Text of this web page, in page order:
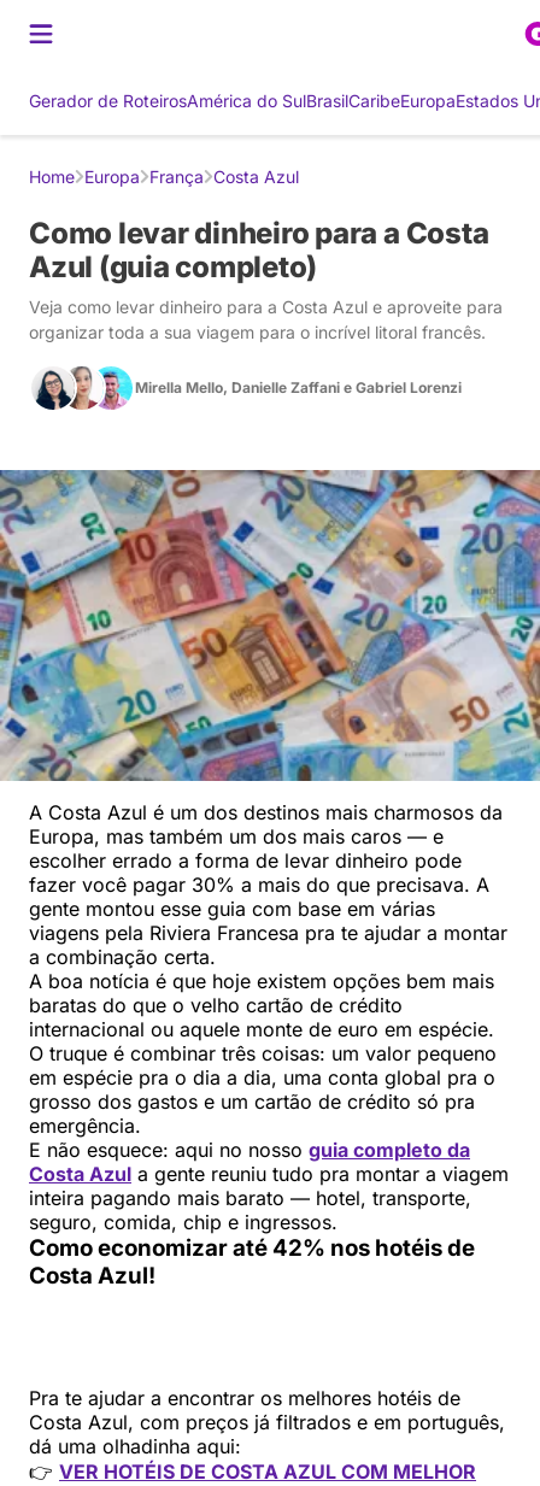
Gerador de RoteirosAmérica do SulBrasilCaribeEuropaEstados
Home Europa França Costa Azul
Como levar dinheiro para a Costa
Azul (guia completo)
Veja como levar dinheiro para a Costa Azul e aproveite para
organizar toda a sua viagem para o incrível litoral francês.
Mirella Mello, Danielle Zaffani e Gabriel Lorenzi
A Costa Azul é um dos destinos mais charmosos da
Europa, mas também um dos mais caros — e
escolher errado a forma de levar dinheiro pode
fazer você pagar 30% a mais do que precisava. A
gente montou esse guia com base em várias
viagens pela Riviera Francesa pra te ajudar a montar
a combinação certa.
A boa notícia é que hoje existem opções bem mais
baratas do que o velho cartão de crédito
internacional ou aquele monte de euro em espécie.
O truque é combinar três coisas: um valor pequeno
em espécie pra o dia a dia, uma conta global pra o
grosso dos gastos e um cartão de crédito só pra
emergência.
E não esquece: aqui no nosso guia completo da
Costa Azul a gente reuniu tudo pra montar a viagem
inteira pagando mais barato — hotel, transporte,
seguro, comida, chip e ingressos.
Como economizar até 42% nos hotéis de
Costa Azul!
Pra te ajudar a encontrar os melhores hotéis de
Costa Azul, com preços já filtrados e em português,
dá uma olhadinha aqui:
👉 VER HOTÉIS DE COSTA AZUL COM MELHOR